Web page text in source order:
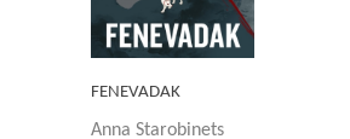
FENEVADAK
Anna Starobinets